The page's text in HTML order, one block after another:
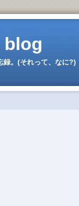
blog
録。(それって、なに?)